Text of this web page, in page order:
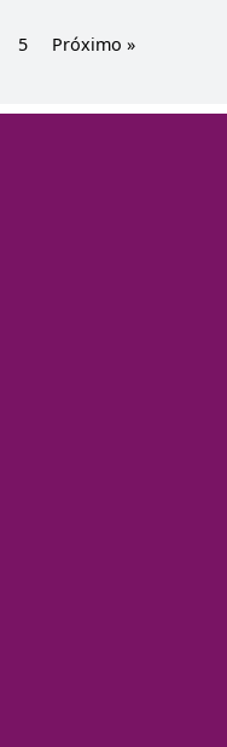
5 Próximo »